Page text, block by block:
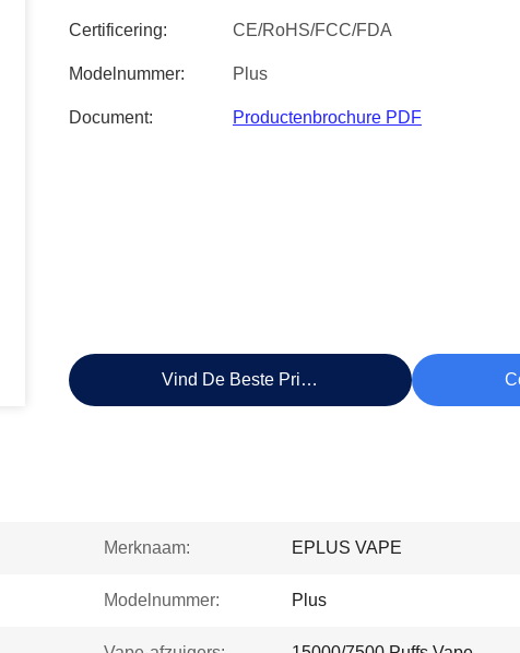
Certificering: CE/RoHS/FCC/FDA
Modelnummer: Plus
Document: Productenbrochure PDF
Vind De Beste Prijs
Merknaam: EPLUS VAPE
Modelnummer: Plus